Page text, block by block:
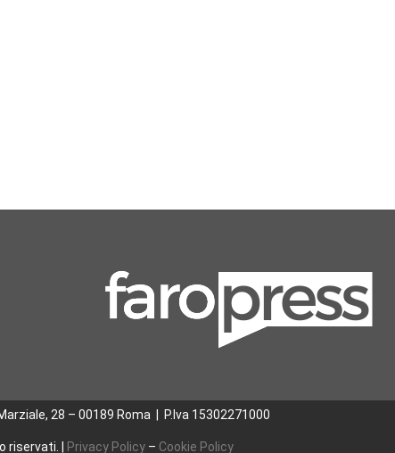
28 – 00189 Roma P.Iva 15302271000
riservati. | Privacy Policy – Cookie Policy